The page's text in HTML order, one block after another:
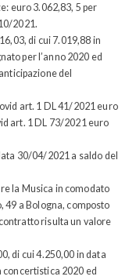
euro 3.062,83, 5 per
2021.
di cui 7.019,88 in
per l’anno 2020 ed
del
art. 1 DL 41/2021 euro
art. 1 DL 73/2021 euro
30/04/2021 a saldo del
la Musica in comodato
49 a Bologna, composto
risulta un valore
di cui 4.250,00 in data
2020 ed